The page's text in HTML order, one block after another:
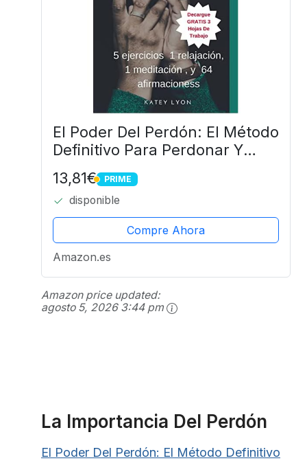
El Poder Del Perdón: El Método
Definitivo Para Perdonar Y
Relajación, 1 Meditación , Y 64
Afirmaciones
13,81€ PRIME
PRIME
disponible
Compre Ahora
Amazon.es
Amazon price updated:
agosto 5, 2026 3:44 pm
La Importancia Del Perdón
El Poder Del Perdón: El Método Definitivo